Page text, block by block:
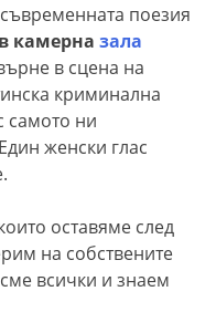
поезия
камерна зала
в сцена на
криминална
самото ни
женски глас
оставяме след
на собствените
всички и знаем